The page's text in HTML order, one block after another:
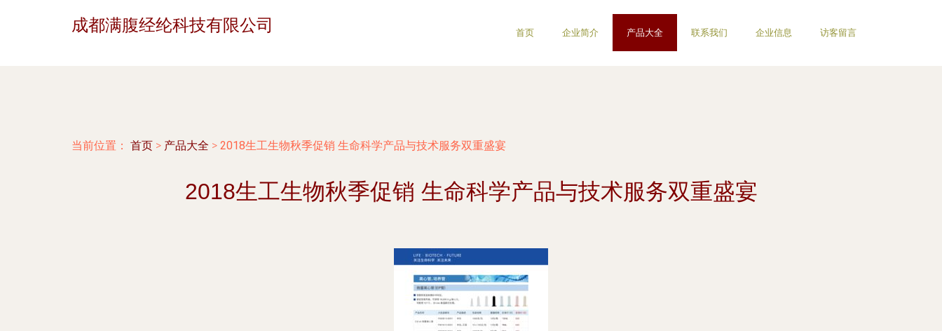
成都满腹经纶科技有限公司 首页 企业简介 产品大全 联系我们 企业信息 访客留言
当前位置： 首页 > 产品大全 > 2018生工生物秋季促销 生命科学产品与技术服务双重盛宴
2018生工生物秋季促销 生命科学产品与技术服务双重盛宴